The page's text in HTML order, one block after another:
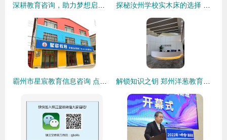
深耕教育咨询，助力梦想启航 广州海博教育文化信息咨询公司 探秘汝州学校实木床的选择 新科教育引领安全与舒适
霸州市星宸教育信息咨询 点亮求知之路的领航灯 解锁知识之钥 郑州洋葱教育信息咨询的价值与使命